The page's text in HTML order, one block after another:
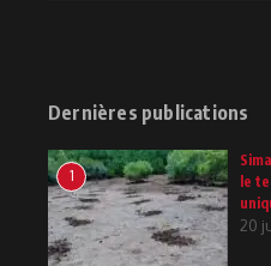
Dernières publications
1
le
20